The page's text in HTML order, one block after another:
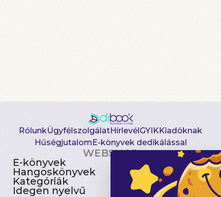
RólunkÜgyfélszolgálatHírlevélGYIKKiadóknak
HűségjutalomE-könyvek dedikálással
WEBSHOP
E-könyvek
Hangoskönyvek
Kategóriák
Idegen nyelvű
Csomagajánlatok
Akciósak
Előjegyezhetők
Újdonságok